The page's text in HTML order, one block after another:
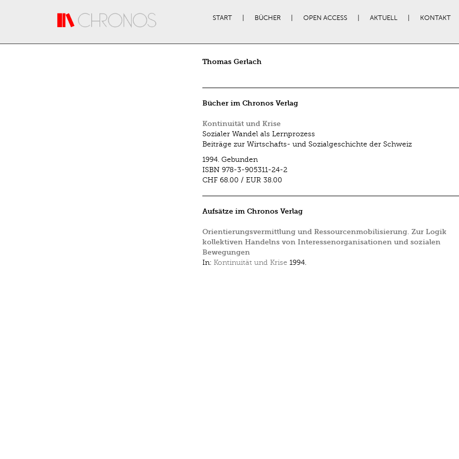
START BÜCHER OPEN ACCESS AKTUELL KONTAKT
Thomas Gerlach
Bücher im Chronos Verlag
Kontinuität und Krise
Sozialer Wandel als Lernprozess
Beiträge zur Wirtschafts- und Sozialgeschichte der Schweiz
1994. Gebunden
ISBN 978-3-905311-24-2
CHF 68.00 / EUR 38.00
Aufsätze im Chronos Verlag
Orientierungsvermittlung und Ressourcenmobilisierung. Zur Logik
kollektiven Handelns von Interessenorganisationen und sozialen
Bewegungen
In: Kontinuität und Krise 1994.